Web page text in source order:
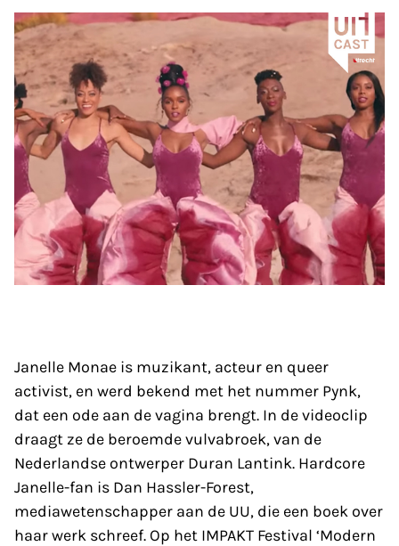
Janelle Monae is muzikant, acteur en queer
activist, en werd bekend met het nummer Pynk,
dat een ode aan de vagina brengt. In de videoclip
draagt ze de beroemde vulvabroek, van de
Nederlandse ontwerper Duran Lantink. Hardcore
Janelle-fan is Dan Hassler-Forest,
mediawetenschapper aan de UU, die een boek over
haar werk schreef. Op het IMPAKT Festival ‘Modern